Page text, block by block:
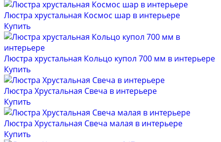
Люстра хрустальная Космос шар в интерьере
Купить
Люстра хрустальная Кольцо купол 700 мм в интерьере
Купить
Люстра Хрустальная Свеча в интерьере
Купить
Люстра Хрустальная Свеча малая в интерьере
Купить